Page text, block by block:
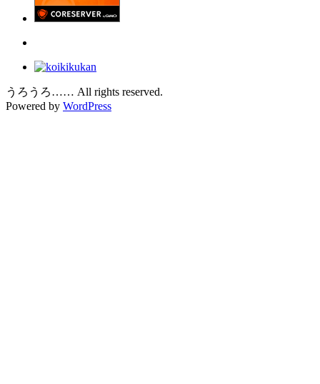
うろうろ…… All rights reserved.
Powered by WordPress